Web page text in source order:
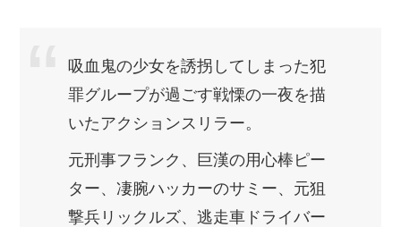
吸血鬼の少女を誘拐してしまった犯
罪グループが過ごす戦慄の一夜を描
いたアクションスリラー。
元刑事フランク、巨漢の用心棒ピー
ター、凄腕ハッカーのサミー、元狙
撃兵リックルズ、逃走車ドライバー